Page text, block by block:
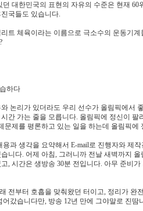
던 대한민국의 표현의 자유의 수준은 현재
국들도 있습니다.
트 체육이라는 이름으로 극소수의 운동기
하다
논리가 있더라도 우리 선수가 올림픽에서
간 가는 줄을 모릅니다. 올림픽에 정신이
문제를 평론하고 있는 일을 하는데 올림픽
용과 생각을 요약해서 E-mail로 진행자와 제
니다. 어제 아침, 그러니까 전날 새벽까지
, 시간은 생방송 30분 전입니다. 아무 준비
전부터 호흡을 맞춰왔던 터이고, 정리가 완
어갔습니다만, 방송 12년 만에 그야말로 진땀